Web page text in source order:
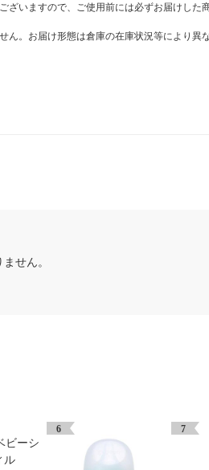
いますので、ご使用前には必ずお届けした
。お届け形態は倉庫の在庫状況等により異
せん。
6 7